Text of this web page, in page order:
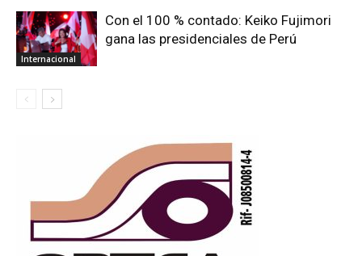
Internacional
Con el 100 % contado: Keiko Fujimori
gana las presidenciales de Perú